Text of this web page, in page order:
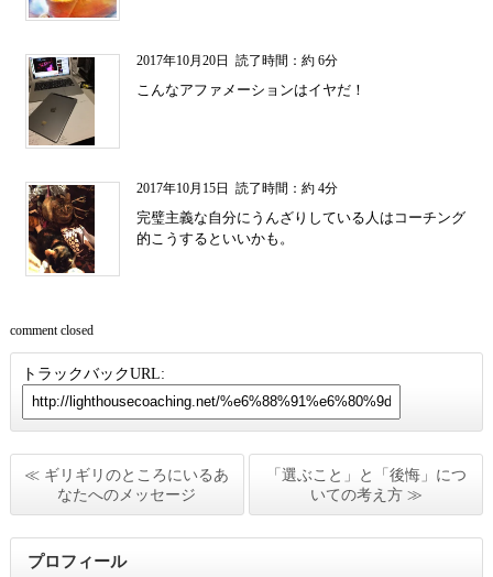
2017年10月20日 読了時間：約 6分
こんなアファメーションはイヤだ！
2017年10月15日 読了時間：約 4分
完璧主義な自分にうんざりしている人はコーチング
的こうするといいかも。
comment closed
トラックバックURL:
≪ ギリギリのところにいるあ
なたへのメッセージ
「選ぶこと」と「後悔」につ
いての考え方 ≫
プロフィール